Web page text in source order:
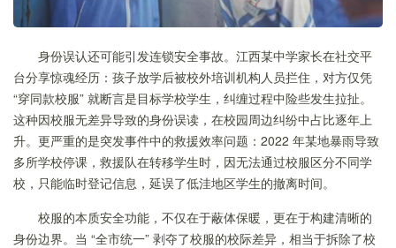
身份误认还可能引发连锁安全事故。江西某中学家长在社交平
台分享惊魂经历：孩子放学后被校外培训机构人员拦住，对方仅凭
“穿同款校服” 就断言是目标学校学生，纠缠过程中险些发生拉扯。
这种因校服无差异导致的身份误读，在校园周边纠纷中占比逐年上
升。更严重的是突发事件中的救援效率问题：2022 年某地暴雨导致
多所学校停课，救援队在转移学生时，因无法通过校服区分不同学
校，只能临时登记信息，延误了低洼地区学生的撤离时间。
校服的本质安全功能，不仅在于蔽体保暖，更在于构建清晰的
身份边界。当 “全市统一” 剥夺了校服的校际差异，相当于拆除了校